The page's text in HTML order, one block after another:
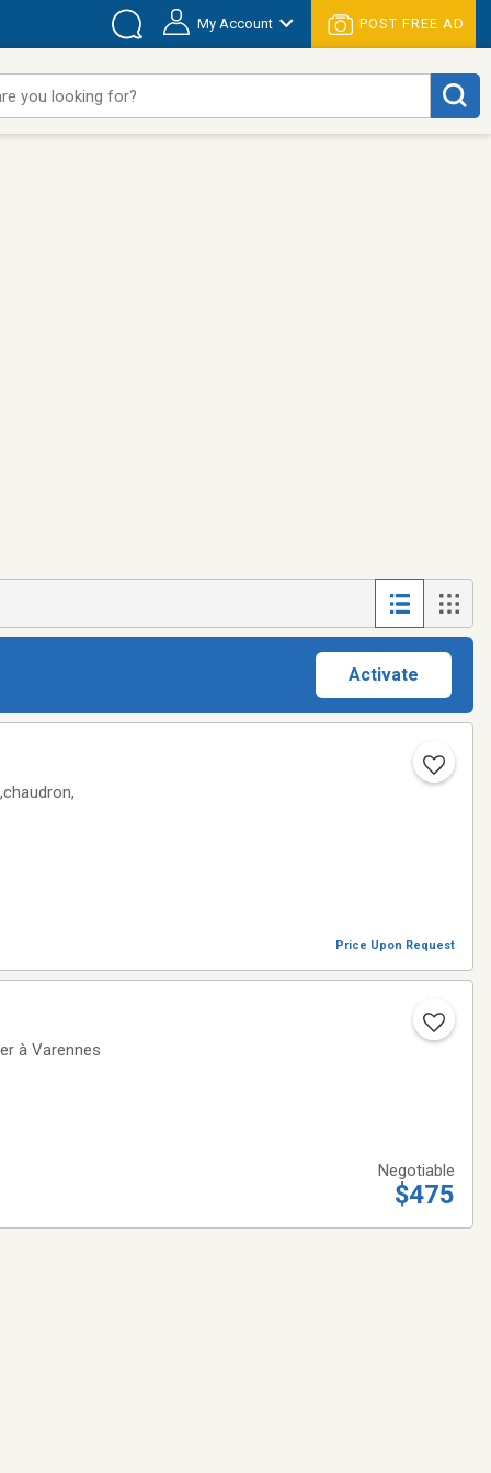
My Account POST FREE AD
you looking for?
Activate
Price Upon Request
à Varennes
Negotiable
$475